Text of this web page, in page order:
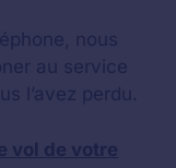
nous
au service
l’avez perdu.
vol de votre